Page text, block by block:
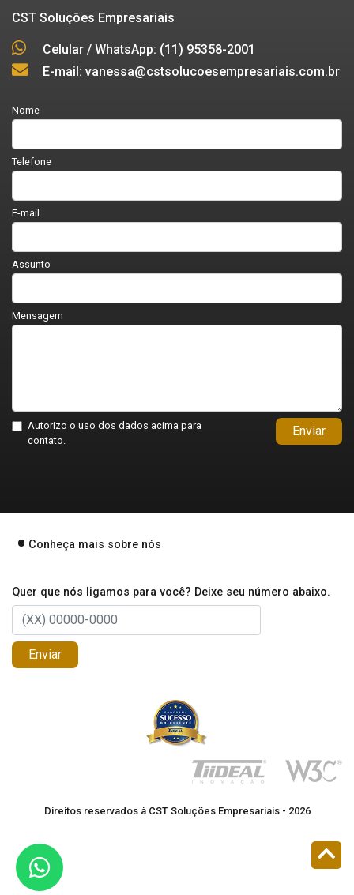
CST Soluções Empresariais
Celular / WhatsApp: (11) 95358-2001
E-mail: vanessa@cstsolucoesempresariais.com.br
Nome
Telefone
E-mail
Assunto
Mensagem
Autorizo o uso dos dados acima para
contato.
Enviar
Conheça mais sobre nós
Quer que nós ligamos para você? Deixe seu número abaixo.
Enviar
Direitos reservados à CST Soluções Empresariais - 2026